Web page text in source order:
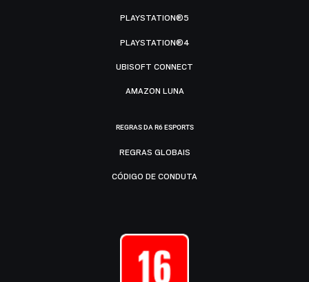
PLAYSTATION®5
PLAYSTATION®4
UBISOFT CONNECT
AMAZON LUNA
REGRAS DA R6 ESPORTS
REGRAS GLOBAIS
CÓDIGO DE CONDUTA